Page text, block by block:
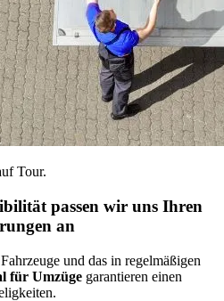
Tour.
passen wir uns Ihren
an
und das in regelmäßigen
für Umzüge garantieren einen